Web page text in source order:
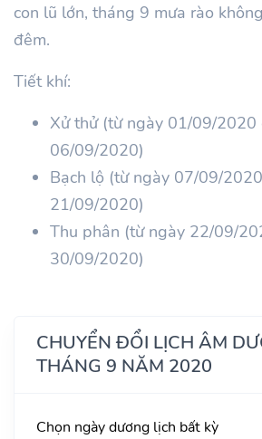
con lũ lớn, tháng 9 mưa rào
đêm.
Tiết khí:
Xử thử (từ ngày 01/09/2020
06/09/2020)
Bạch lộ (từ ngày 07/09/
21/09/2020)
Thu phân (từ ngày 22/09/
30/09/2020)
CHUYỂN ĐỔI LỊCH ÂM
THÁNG 9 NĂM 2020
Chọn ngày dương lịch bất kỳ